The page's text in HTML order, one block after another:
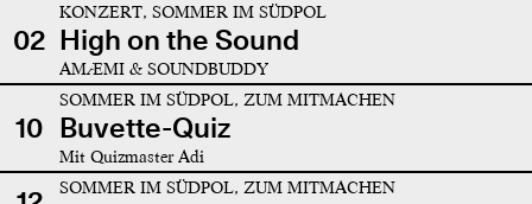
02
KONZERT, SOMMER IM SÜDPOL
High on the Sound
AMÆMI & SOUNDBUDDY
10
SOMMER IM SÜDPOL, ZUM MITMACHEN
Buvette-Quiz
Mit Quizmaster Adi
SOMMER IM SÜDPOL, ZUM MITMACHEN